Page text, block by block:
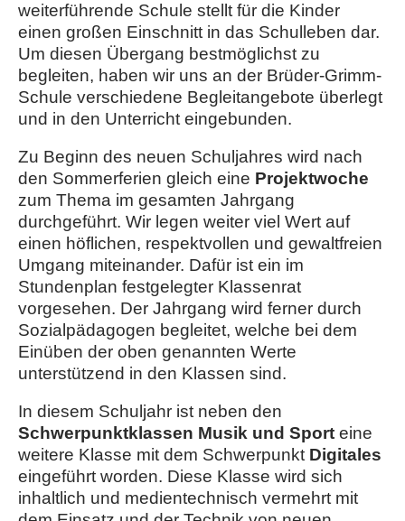
weiterführende Schule stellt für die Kinder
einen großen Einschnitt in das Schulleben dar.
Um diesen Übergang bestmöglichst zu
begleiten, haben wir uns an der Brüder-Grimm-
Schule verschiedene Begleitangebote überlegt
und in den Unterricht eingebunden.
Zu Beginn des neuen Schuljahres wird nach
den Sommerferien gleich eine Projektwoche
zum Thema im gesamten Jahrgang
durchgeführt. Wir legen weiter viel Wert auf
einen höflichen, respektvollen und gewaltfreien
Umgang miteinander. Dafür ist ein im
Stundenplan festgelegter Klassenrat
vorgesehen. Der Jahrgang wird ferner durch
Sozialpädagogen begleitet, welche bei dem
Einüben der oben genannten Werte
unterstützend in den Klassen sind.
In diesem Schuljahr ist neben den
Schwerpunktklassen Musik und Sport eine
weitere Klasse mit dem Schwerpunkt Digitales
eingeführt worden. Diese Klasse wird sich
inhaltlich und medientechnisch vermehrt mit